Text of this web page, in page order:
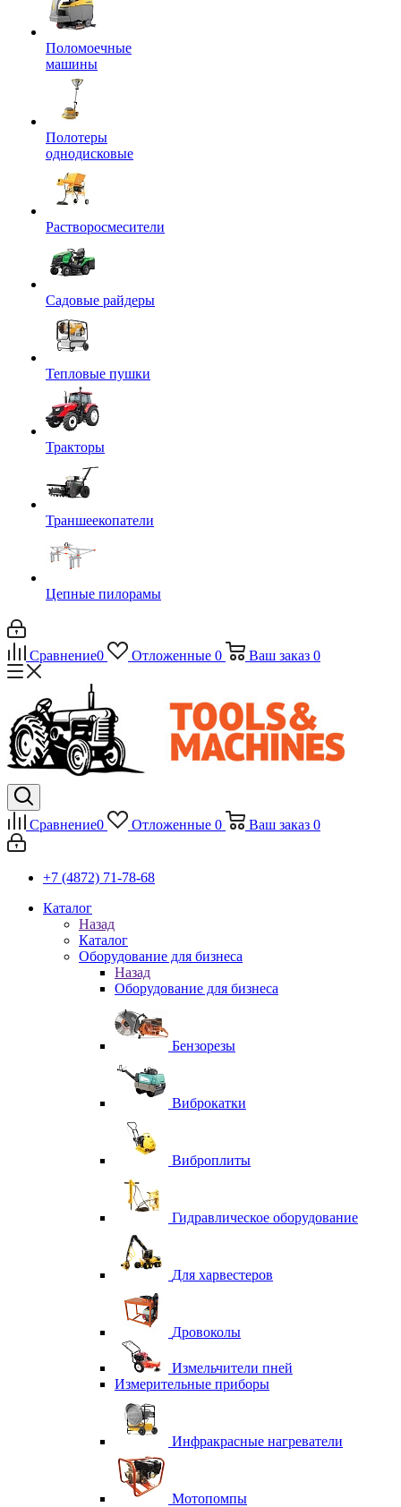
Поломоечные
машины
Полотеры
однодисковые
Растворосмесители
Садовые райдеры
Тепловые пушки
Тракторы
Траншеекопатели
Цепные пилорамы
Сравнение0 Отложенные 0 Ваш заказ 0
Сравнение0 Отложенные 0 Ваш заказ 0
+7 (4872) 71-78-68
Каталог
Назад
Каталог
Оборудование для бизнеса
Назад
Оборудование для бизнеса
Бензорезы
Виброкатки
Виброплиты
Гидравлическое оборудование
Для харвестеров
Дровоколы
Измельчители пней
Измерительные приборы
Инфракрасные нагреватели
Мотопомпы